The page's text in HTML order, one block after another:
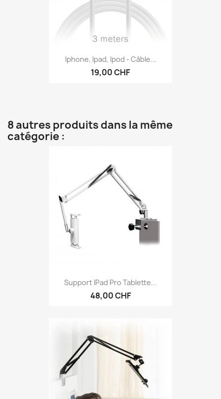
Iphone, Ipad, Ipod - Câble...
19,00 CHF
8 autres produits dans la même
catégorie :
Support IPad Pro Tablette...
48,00 CHF